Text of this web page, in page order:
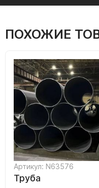
ПОХОЖИЕ
Артикул: N63576
Труба